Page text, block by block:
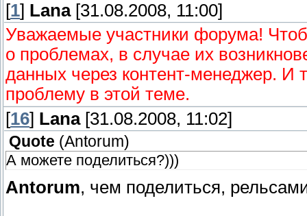
[1] Lana[31.08.2008, 11:00]
Уважаемые участники форума!
о проблемах, в случае их
данных через контент-менеджер. И
проблему в этой теме.
[16] Lana[31.08.2008, 11:02]
Quote (Antorum)
А можете поделиться?)))
Antorum, чем поделиться,